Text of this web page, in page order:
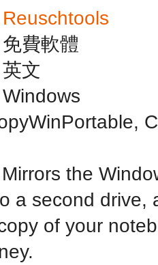
Reuschtools
費軟體
文
the
a second drive,
of your